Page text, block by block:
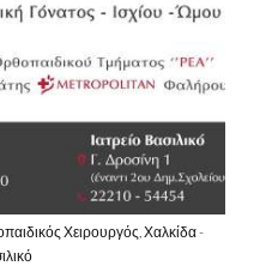
Χειρουργός, Χαλκίδα -